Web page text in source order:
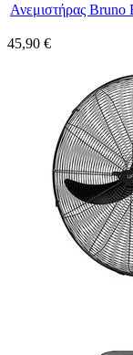
Ανεμιστήρας
45,90 €